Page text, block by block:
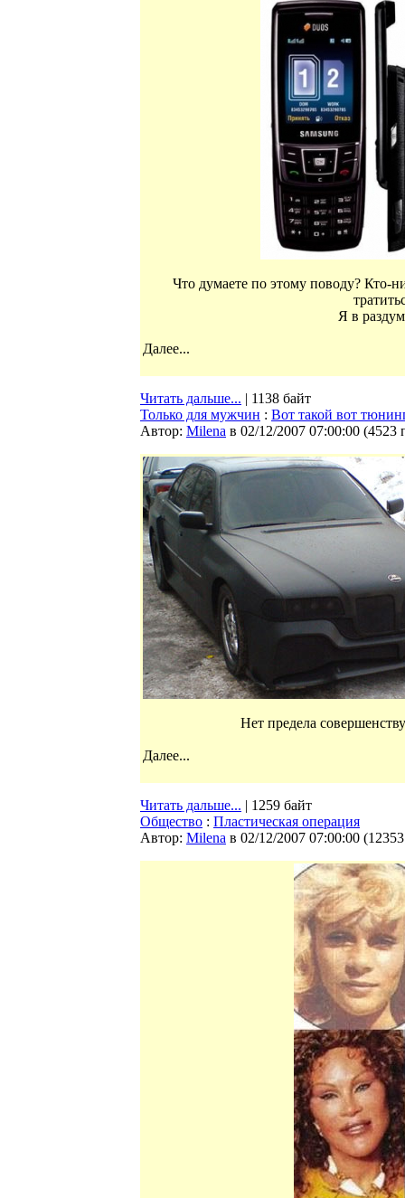
Что думаете по этому поводу? Кто-
Я в
Далее...
Читать дальше... | 1138 байт
Только для мужчин : Вот такой вот
Автор: Milena в 02/12/2007 07:00:00 (4523
Нет предела
Далее...
Читать дальше... | 1259 байт
Общество : Пластическая операция
Автор: Milena в 02/12/2007 07:00:00 (